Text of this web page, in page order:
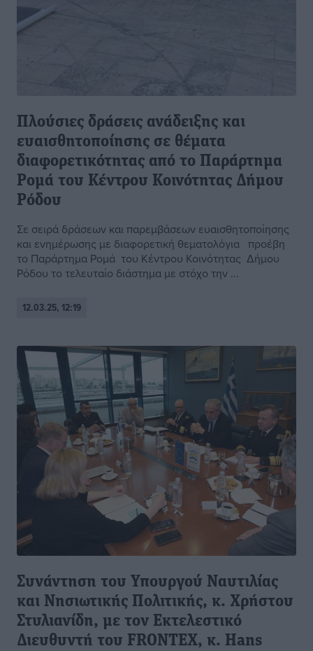
Πλούσιες δράσεις ανάδειξης και
ευαισθητοποίησης σε θέματα
διαφορετικότητας από το Παράρτημα
Ρομά του Κέντρου Κοινότητας Δήμου
Ρόδου
Σε σειρά δράσεων και παρεμβάσεων ευαισθητοποίησης
και ενημέρωσης με διαφορετική θεματολόγια προέβη
το Παράρτημα Ρομά του Κέντρου Κοινότητας Δήμου
Ρόδου το τελευταίο διάστημα με στόχο την ...
12.03.25, 12:19
Συνάντηση του Υπουργού Ναυτιλίας
και Νησιωτικής Πολιτικής, κ. Χρήστου
Στυλιανίδη, με τον Εκτελεστικό
Διευθυντή του FRONTEX, κ. Hans